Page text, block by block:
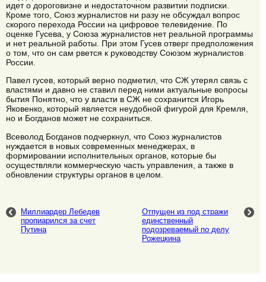
идет о дороговизне и недостаточном развитии подписки.
Кроме того, Союз журналистов ни разу не обсуждал вопрос
скорого перехода России на цифровое телевидение. По
оценке Гусева, у Союза журналистов нет реальной программы
и нет реальной работы. При этом Гусев отверг предположения
о том, что он сам рвется к руководству Союзом журналистов
России.
Павел гусев, который верно подметил, что СЖ утерял связь с
властями и давно не ставил перед ними актуальные вопросы
бытия Понятно, что у власти в СЖ не сохранится Игорь
Яковенко, который является неудобной фигурой для Кремля,
но и Богданов может не сохраниться.
Всеволод Богданов подчеркнул, что Союз журналистов
нуждается в новых современных менеджерах, в
формировании исполнительных органов, которые бы
осуществляли коммерческую часть управления, а также в
обновлении структуры органов в целом.
Миллиардер Лебедев
пропиарился за счет
Путина
Отпущен из под стражи
единственный
подозреваемый по делу
Рожецкина